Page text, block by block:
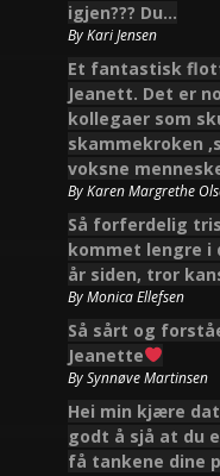
igjen??? Du…
ByKari Jensen
Et fantastisk
Jeanett. Det er
kollegaer som
skammekroken
voksne
ByKaren Margrethe
Så forferdelig
kommet lengre i
år siden, tror
ByMonica Ellefsen
Så sårt og
Jeanette
BySynnøve Martinsen
Hei min kjære
godt å sjå at du
få tankene dine